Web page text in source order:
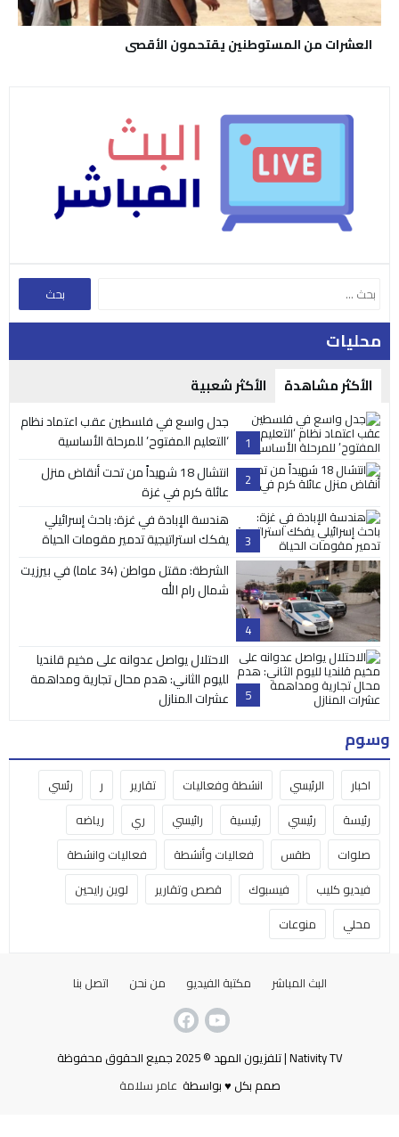
العشرات من المستوطنين يقتحمون الأقصى
محليات
الأكثر مشاهدة الأكثر شعبية
1
جدل واسع في فلسطين عقب اعتماد نظام
‘التعليم المفتوح’ للمرحلة الأساسية
2
انتشال 18 شهيداً من تحت أنقاض منزل
عائلة كرم في غزة
3
هندسة الإبادة في غزة: باحث إسرائيلي
يفكك استراتيجية تدمير مقومات الحياة
4
الشرطة: مقتل مواطن (34 عاما) في بيرزيت
شمال رام الله
5
الاحتلال يواصل عدوانه على مخيم قلنديا
لليوم الثاني: هدم محال تجارية ومداهمة
عشرات المنازل
وسوم
اخبار الرئيسي انشطة وفعاليات تقارير ر
رئسي
رئيسة
رئيسي رئيسية رائيسي ري
رياضه
صلوات
طقس فعاليات وأنشطة
فعاليات وانشطة
فيديو كليب
فيسبوك قصص وتقارير
لوين رايحين
محلي
منوعات
البث المباشر مكتبة الفيديو من نحن اتصل بنا
Nativity TV | تلفزيون المهد © 2025 جميع الحقوق محفوظة
صمم بكل ♥ بواسطة عامر سلامة